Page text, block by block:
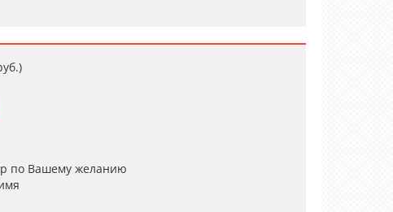
)
по Вашему желанию